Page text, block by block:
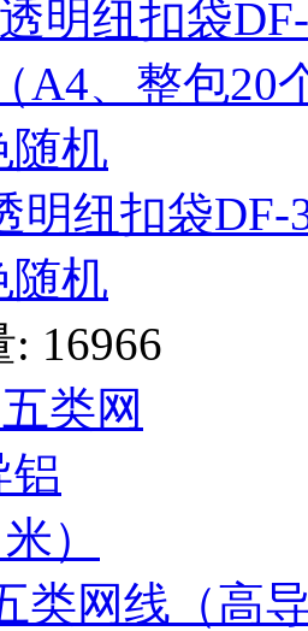
明纽扣袋DF-
随机
: 16966
类网线（高